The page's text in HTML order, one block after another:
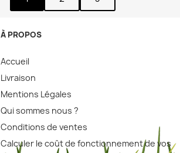
À PROPOS
Accueil
Livraison
Mentions Légales
Qui sommes nous ?
Conditions de ventes
Calculer le coût de fonctionnement de vos